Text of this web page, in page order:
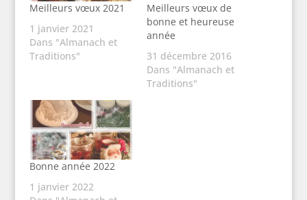
Meilleurs vœux 2021
1 janvier 2021
Dans "Almanach et
Traditions"
Meilleurs vœux de
bonne et heureuse
année
31 décembre 2016
Dans "Almanach et
Traditions"
Bonne année 2022
1 janvier 2022